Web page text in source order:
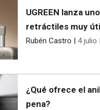
UGREEN lanza
retráctiles muy
Rubén Castro | 4 julio |
¿Qué ofrece el
pena?